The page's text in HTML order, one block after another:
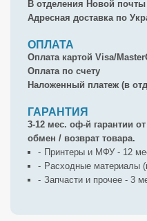
В отделения Новой
Адресная доставка по
ОПЛАТА
Оплата картой Visa/
Оплата по счету
Наложенный платеж (в
ГАРАНТИЯ
3-12 мес. оф-й гарантии
обмен / возврат товара.
Принтеры и МФУ - 12
Расходные материалы
Запчасти и прочее - 3